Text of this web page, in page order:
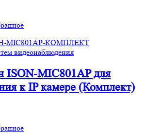
видеонаблюдения
MIC801AP для
к IP камере (Комплект)